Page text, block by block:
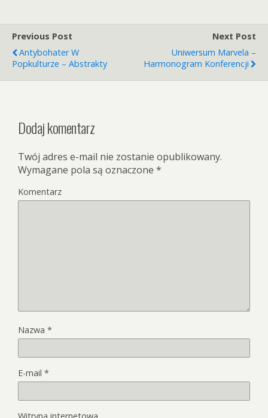
Previous Post
Antybohater W
Popkulturze – Abstrakty
Next Post
Uniwersum Marvela –
Harmonogram Konferencji
Dodaj komentarz
Twój adres e-mail nie zostanie opublikowany.
Wymagane pola są oznaczone *
Komentarz
Nazwa *
E-mail *